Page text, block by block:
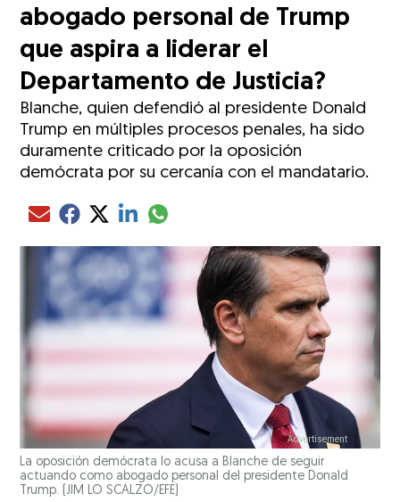
abogado personal de Trump
que aspira a liderar el
Departamento de Justicia?
Blanche, quien defendió al presidente Donald
Trump en múltiples procesos penales, ha sido
duramente criticado por la oposición
demócrata por su cercanía con el mandatario.
Compartir el artículo actual mediante Email
Compartir el artículo actual mediante Facebook
Compartir el artículo actual mediante Twitter
Compartir el artículo actual mediante LinkedIn
Compartir el artículo actual mediante
La oposición demócrata lo acusa a Blanche de seguir
actuando como abogado personal del presidente Donald
Trump. (JIM LO SCALZO/EFE)